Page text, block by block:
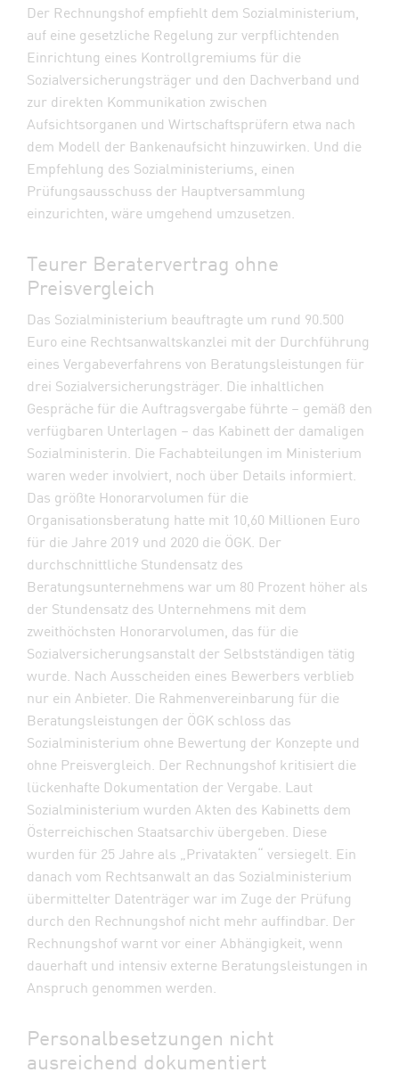
Der Rechnungshof empfiehlt dem Sozialministerium,
auf eine gesetzliche Regelung zur verpflichtenden
Einrichtung eines Kontrollgremiums für die
Sozialversicherungsträger und den Dachverband und
zur direkten Kommunikation zwischen
Aufsichtsorganen und Wirtschaftsprüfern etwa nach
dem Modell der Bankenaufsicht hinzuwirken. Und die
Empfehlung des Sozialministeriums, einen
Prüfungsausschuss der Hauptversammlung
einzurichten, wäre umgehend umzusetzen.
Teurer Beratervertrag ohne
Preisvergleich
Das Sozialministerium beauftragte um rund 90.500
Euro eine Rechtsanwaltskanzlei mit der Durchführung
eines Vergabeverfahrens von Beratungsleistungen für
drei Sozialversicherungsträger. Die inhaltlichen
Gespräche für die Auftragsvergabe führte – gemäß den
verfügbaren Unterlagen – das Kabinett der damaligen
Sozialministerin. Die Fachabteilungen im Ministerium
waren weder involviert, noch über Details informiert.
Das größte Honorarvolumen für die
Organisationsberatung hatte mit 10,60 Millionen Euro
für die Jahre 2019 und 2020 die ÖGK. Der
durchschnittliche Stundensatz des
Beratungsunternehmens war um 80 Prozent höher als
der Stundensatz des Unternehmens mit dem
zweithöchsten Honorarvolumen, das für die
Sozialversicherungsanstalt der Selbstständigen tätig
wurde. Nach Ausscheiden eines Bewerbers verblieb
nur ein Anbieter. Die Rahmenvereinbarung für die
Beratungsleistungen der ÖGK schloss das
Sozialministerium ohne Bewertung der Konzepte und
ohne Preisvergleich. Der Rechnungshof kritisiert die
lückenhafte Dokumentation der Vergabe. Laut
Sozialministerium wurden Akten des Kabinetts dem
Österreichischen Staatsarchiv übergeben. Diese
wurden für 25 Jahre als „Privatakten“ versiegelt. Ein
danach vom Rechtsanwalt an das Sozialministerium
übermittelter Datenträger war im Zuge der Prüfung
durch den Rechnungshof nicht mehr auffindbar. Der
Rechnungshof warnt vor einer Abhängigkeit, wenn
dauerhaft und intensiv externe Beratungsleistungen in
Anspruch genommen werden.
Personalbesetzungen nicht
ausreichend dokumentiert